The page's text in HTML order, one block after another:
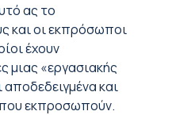
ας το
και οι εκπρόσωποι
έχουν
μιας «εργασιακής
και
εκπροσωπούν.